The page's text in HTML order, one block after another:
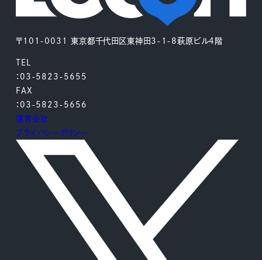
〒101-0031 東京都千代田区東神田3-1-8萩原ビル4階
TEL
：03-5823-5655
FAX
：03-5823-5656
運営会社
プライバシーポリシー